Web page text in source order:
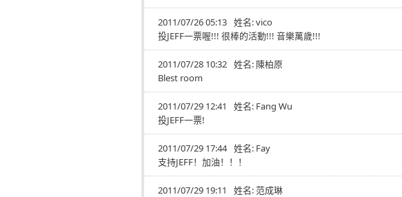
2011/07/26 05:13 姓名:vico
投JEFF一票喔!!! 很棒的活動!!! 音樂萬歲!!!
2011/07/28 10:32 姓名: 陳柏原
Blest room
2011/07/29 12:41 姓名: Fang Wu
投JEFF一票!
2011/07/29 17:44 姓名: Fay
支持JEFF！加油！！！
2011/07/29 19:11 姓名:范成琳